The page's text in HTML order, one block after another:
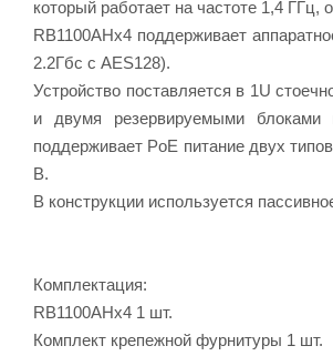
который работает на частоте 1,4
RB1100AHx4 поддерживает
2.2Гбс с AES128).
Устройство поставляется в 1U
и двумя резервируемыми
поддерживает PoE питание двух
В.
В конструкции используется
Комплектация:
RB1100AHx4 1 шт.
Комплект крепежной фурнитуры 1 шт.